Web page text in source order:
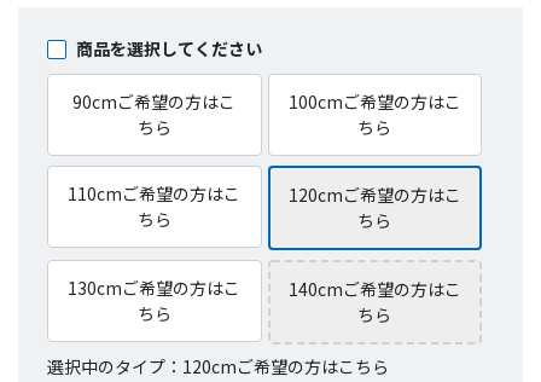
商品を選択してください
90cmご希望の方はこ
ちら
100cmご希望の方はこ
ちら
110cmご希望の方はこ
ちら
120cmご希望の方はこ
ちら
130cmご希望の方はこ
ちら
140cmご希望の方はこ
ちら
選択中のタイプ：120cmご希望の方はこちら